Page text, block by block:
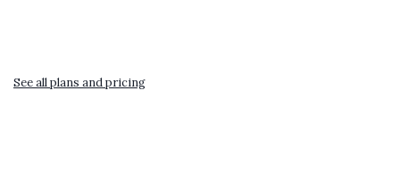
See all plans and pricing